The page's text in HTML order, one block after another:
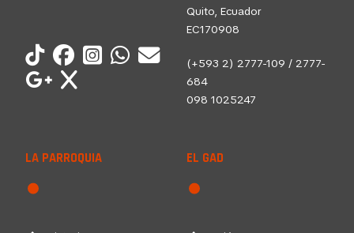
Quito, Ecuador
EC170908
(+593 2) 2777-109 / 2777-
684
098 1025247
LA PARROQUIA EL GAD